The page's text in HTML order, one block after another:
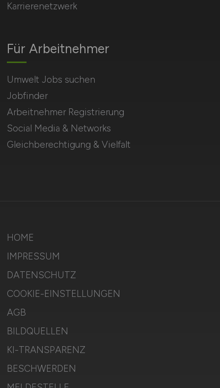
Für Arbeitnehmer
Umwelt Jobs suchen
Jobfinder
Arbeitnehmer Registrierung
Social Media & Networks
Gleichberechtigung & Vielfalt
Karrierenetzwerk
HOME
IMPRESSUM
DATENSCHUTZ
COOKIE-EINSTELLUNGEN
AGB
BILDQUELLEN
KI-TRANSPARENZ
BESCHWERDEN